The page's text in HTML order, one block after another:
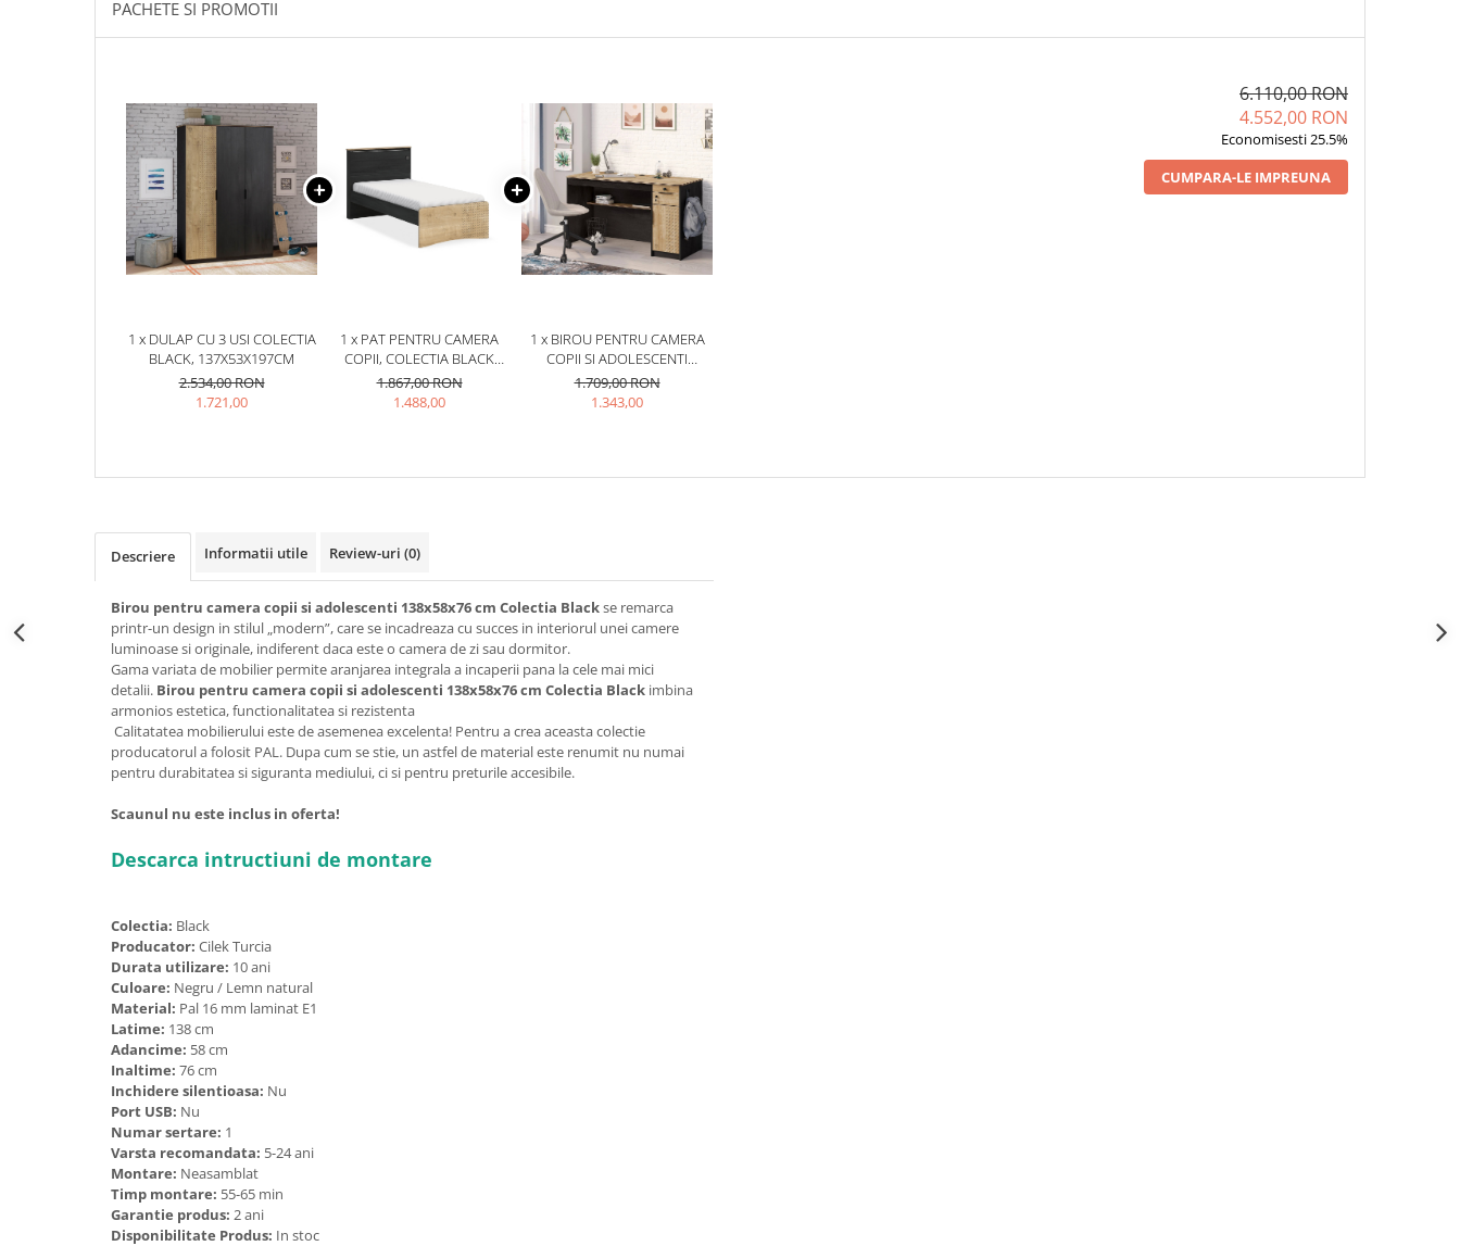
PACHETE SI PROMOTII
1 x DULAP CU 3 USI COLECTIA
BLACK, 137X53X197CM
2.534,00 RON
1.721,00
1 x PAT PENTRU CAMERA
COPII, COLECTIA BLACK
(100X200 CM)
1.867,00 RON
1.488,00
1 x BIROU PENTRU CAMERA
COPII SI ADOLESCENTI
138X58X76 CM COLECTIA
BLACK
1.709,00 RON
1.343,00
6.110,00 RON
4.552,00 RON
Economisesti 25.5%
CUMPARA-LE IMPREUNA
Descriere Informatii utile Review-uri (0)
Birou pentru camera copii si adolescenti 138x58x76 cm Colectia Blackse remarca
printr-un design in stilul „modern”, care se incadreaza cu succes in interiorul unei camere
luminoase si originale, indiferent daca este o camera de zi sau dormitor.
Gama variata de mobilier permite aranjarea integrala a incaperii pana la cele mai mici
detalii. Birou pentru camera copii si adolescenti 138x58x76 cm Colectia Black imbina
armonios estetica, functionalitatea si rezistenta
Calitatatea mobilierului este de asemenea excelenta! Pentru a crea aceasta colectie
producatorul a folosit PAL. Dupa cum se stie, un astfel de material este renumit nu numai
pentru durabitatea si siguranta mediului, ci si pentru preturile accesibile.
Scaunul nu este inclus in oferta!
Descarca intructiuni de montare
Colectia: Black
Producator: Cilek Turcia
Durata utilizare: 10 ani
Culoare: Negru / Lemn natural
Material: Pal 16 mm laminat E1
Latime: 138 cm
Adancime: 58 cm
Inaltime: 76 cm
Inchidere silentioasa: Nu
Port USB: Nu
Numar sertare: 1
Varsta recomandata: 5-24 ani
Montare: Neasamblat
Timp montare: 55-65 min
Garantie produs: 2 ani
Disponibilitate Produs: In stoc